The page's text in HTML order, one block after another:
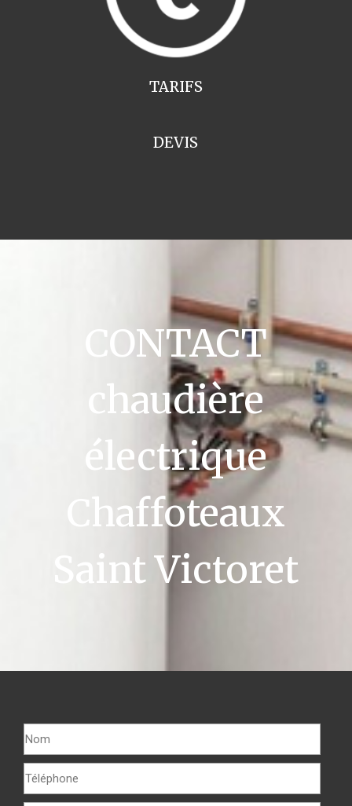
TARIFS
DEVIS
CONTACT
chaudière
électrique
Chaffoteaux
Saint Victoret